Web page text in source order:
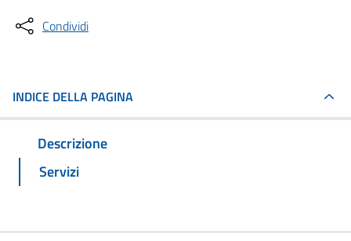
Condividi
INDICE DELLA PAGINA
Descrizione
Servizi